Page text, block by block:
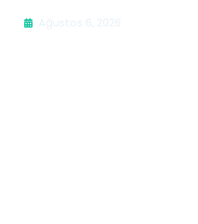
Ağustos 6, 2026